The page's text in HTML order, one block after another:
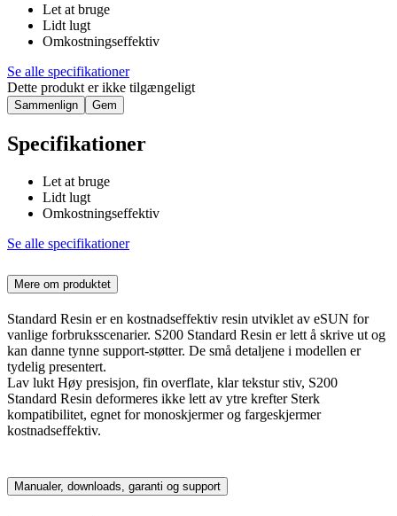
Let at bruge
Lidt lugt
Omkostningseffektiv
Se alle specifikationer
Dette produkt er ikke tilgængeligt
Sammenlign Gem
Specifikationer
Let at bruge
Lidt lugt
Omkostningseffektiv
Se alle specifikationer
Mere om produktet
Standard Resin er en kostnadseffektiv resin utviklet av eSUN for
vanlige forbruksscenarier. S200 Standard Resin er lett å skrive ut og
kan danne tynne support-støtter. De små detaljene i modellen er
tydelig presentert.
Lav lukt Høy presisjon, fin overflate, klar tekstur stiv, S200
Standard Resin deformeres ikke lett av ytre krefter Sterk
kompatibilitet, egnet for monoskjermer og fargeskjermer
kostnadseffektiv.
Manualer, downloads, garanti og support